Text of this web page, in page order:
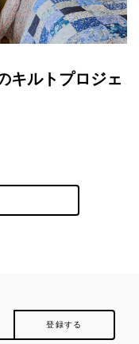
キルトプロジェ
登録する